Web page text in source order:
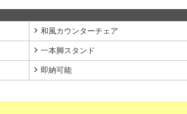
和風カウンターチェア
一本脚スタンド
即納可能